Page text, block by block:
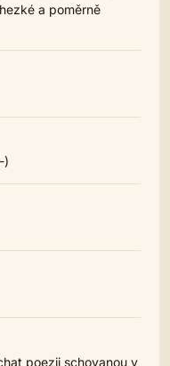
a poměrně
)
poezii schovanou v